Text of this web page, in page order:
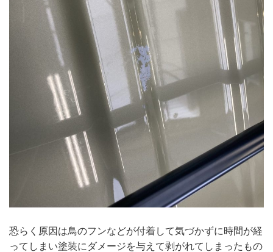
恐らく原因は鳥のフンなどが付着して気づかずに時間が経
ってしまい塗装にダメージを与えて剥がれてしまったもの